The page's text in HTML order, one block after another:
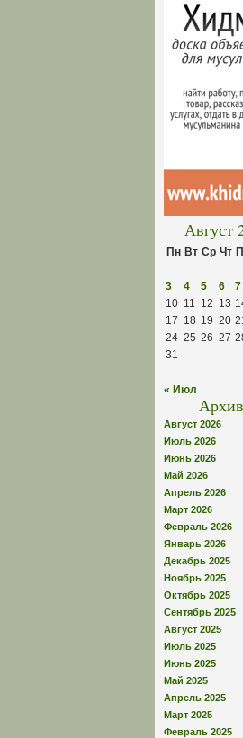
Август
Пн Вт Ср Чт
3
4 5 6 7
10 11 12 13
17 18 19 20
24 25 26 27
31
« Июл
Август 2026
Июль 2026
Июнь 2026
Май 2026
Апрель 2026
Март 2026
Февраль 2026
Январь 2026
Декабрь 2025
Ноябрь 2025
Октябрь 2025
Сентябрь 2025
Август 2025
Июль 2025
Июнь 2025
Май 2025
Апрель 2025
Март 2025
Февраль 2025